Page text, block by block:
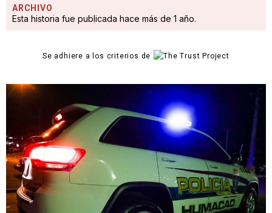
ARCHIVO
Esta historia fue publicada hace más de 1 año.
Se adhiere a los criterios de